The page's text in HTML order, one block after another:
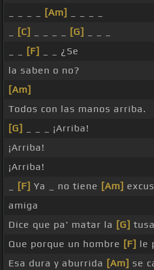
[Am]
[C] [G]
[F]
_ _ ¿Se
la saben o no?
[Am]
Todos con las manos arriba.
[G]
_ _ _ ¡Arriba!
¡Arriba!
¡Arriba!
[F] Ya _ no tiene [Am]
amiga
Dice que pa' matar la [G] tusa
Que porque un hombre [F] le
Esa dura y aburrida [Am] se